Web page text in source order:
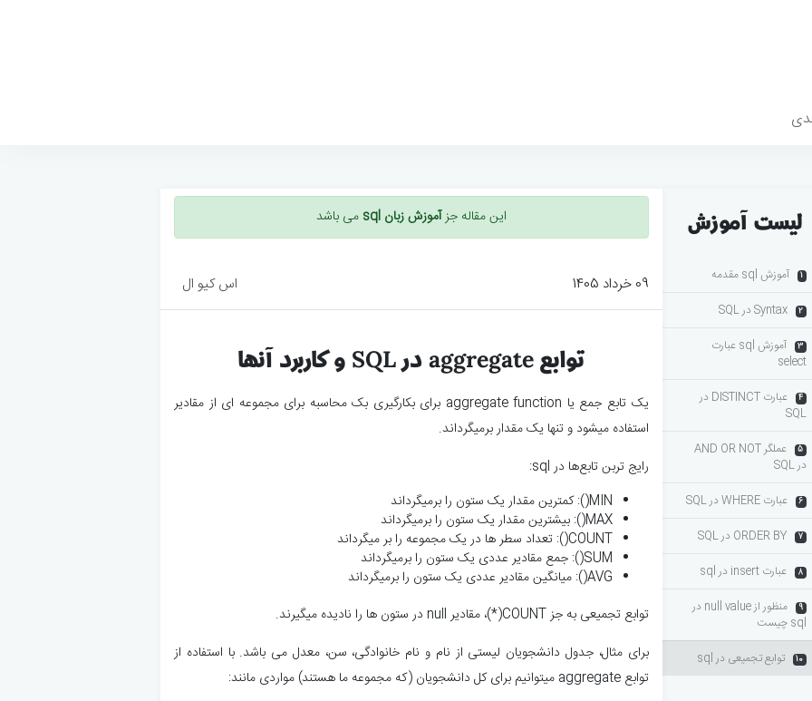
لیست آموزش
1 آموزش sql مقدمه
2 Syntax در SQL
3
آموزش sql عبارت
select
4
عبارت DISTINCT در
SQL
5
عملگر AND OR NOT
در SQL
6 عبارت WHERE در SQL
7 ORDER BY در SQL
8 عبارت insert در sql
9
منظور از null value در
sql چیست
10 توابع تجمیعی در sql
این مقاله جزآموزش زبان sql می باشد
09 خرداد 1405 اس کیو ال
توابع aggregate در SQL و کاربرد آنها
یک تابع جمع یا aggregate function برای بکارگیری بک محاسبه برای مجموعه ای از مقادیر
استفاده میشود و تنها یک مقدار برمیگرداند.
رایج تربن تابع‌ها در sql:
MIN(): کمترین مقدار یک ستون را برمیگرداند
MAX(): بیشترین مقدار یک ستون را برمیگرداند
COUNT(): تعداد سطر ها در یک مجموعه را بر میگرداند
SUM(): جمع مقادیر عددی یک ستون را برمیگرداند
AVG(): میانگین مقادیر عددی یک ستون را برمیگرداند
توابع تجمیعی به جز COUNT(*)، مقادیر null در ستون ها را نادیده میگیرند.
برای مثال، جدول دانشجویان لیستی از نام و نام خانوادگی، سن، معدل می باشد. با استفاده از
توابع aggregate میتوانیم برای کل دانشجویان (که مجموعه ما هستند) مواردی مانند: